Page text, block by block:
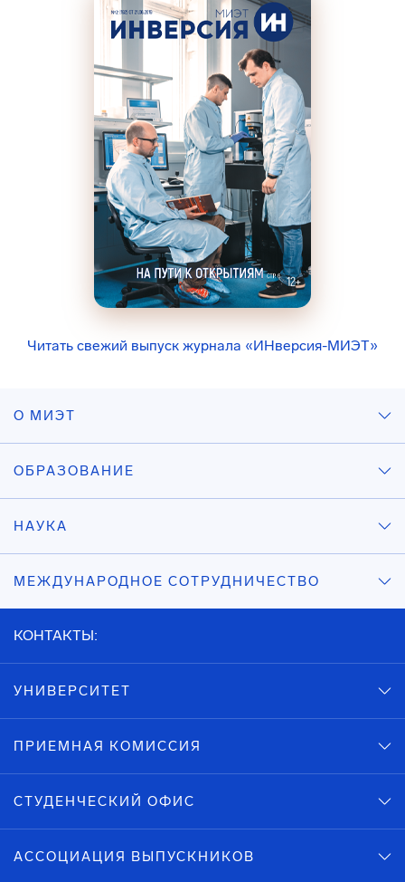
Читать свежий выпуск журнала «ИНверсия-МИЭТ»
О МИЭТ
ОБРАЗОВАНИЕ
НАУКА
МЕЖДУНАРОДНОЕ СОТРУДНИЧЕСТВО
КОНТАКТЫ:
УНИВЕРСИТЕТ
ПРИЕМНАЯ КОМИССИЯ
СТУДЕНЧЕСКИЙ ОФИС
АССОЦИАЦИЯ ВЫПУСКНИКОВ